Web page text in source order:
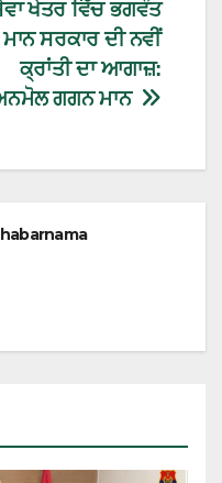
ਖੇਤਰ ਵਿੱਚ ਭਗਵੰਤ
ਮਾਨ ਸਰਕਾਰ ਦੀ ਨਵੀਂ
ਕ੍ਰਾਂਤੀ ਦਾ ਆਗਾਜ਼:
ਗਗਨ ਮਾਨ